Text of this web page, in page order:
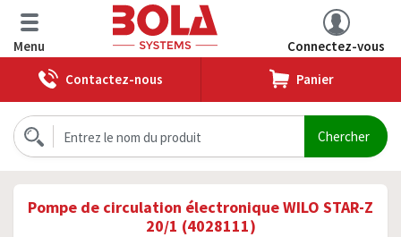
Menu
Connectez-vous
Contactez-nous
Panier
Pompe de circulation électronique WILO STAR-Z
20/1 (4028111)